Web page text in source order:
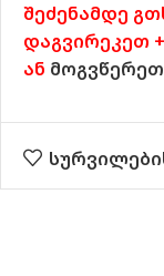
შეძენამდე
დაგვირეკეთ
ან მოგვწერეთ